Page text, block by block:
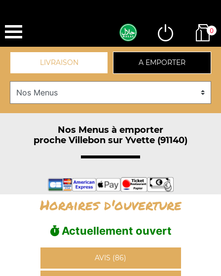
0
LIVRAISON A EMPORTER
Nos Menus à emporter
proche Villebon sur Yvette (91140)
Horaires d'ouverture
Actuellement ouvert
AVIS (86)